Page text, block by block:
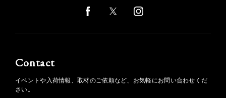
Contact
イベントや入荷情報、取材のご依頼など、お気軽にお問い合わせくだ
さい。